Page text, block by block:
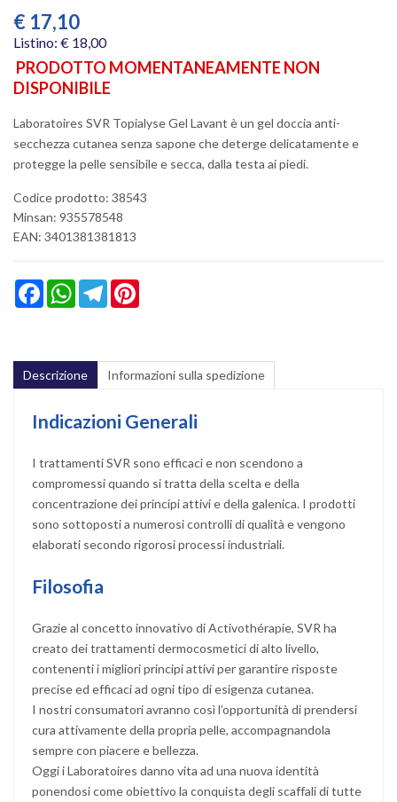
€ 17,10
Listino: € 18,00
PRODOTTO MOMENTANEAMENTE NON
DISPONIBILE
Laboratoires SVR Topialyse Gel Lavant è un gel doccia anti-
secchezza cutanea senza sapone che deterge delicatamente e
protegge la pelle sensibile e secca, dalla testa ai piedi.
Codice prodotto: 38543
Minsan: 935578548
EAN: 3401381381813
FacebookWhatsAppTelegram
Descrizione Informazioni sulla spedizione
Indicazioni Generali
I trattamenti SVR sono efficaci e non scendono a
compromessi quando si tratta della scelta e della
concentrazione dei principi attivi e della galenica. I prodotti
sono sottoposti a numerosi controlli di qualità e vengono
elaborati secondo rigorosi processi industriali.
Filosofia
Grazie al concetto innovativo di Activothérapie, SVR ha
creato dei trattamenti dermocosmetici di alto livello,
contenenti i migliori principi attivi per garantire risposte
precise ed efficaci ad ogni tipo di esigenza cutanea.
I nostri consumatori avranno così l’opportunità di prendersi
cura attivamente della propria pelle, accompagnandola
sempre con piacere e bellezza.
Oggi i Laboratoires danno vita ad una nuova identità
ponendosi come obiettivo la conquista degli scaffali di tutte